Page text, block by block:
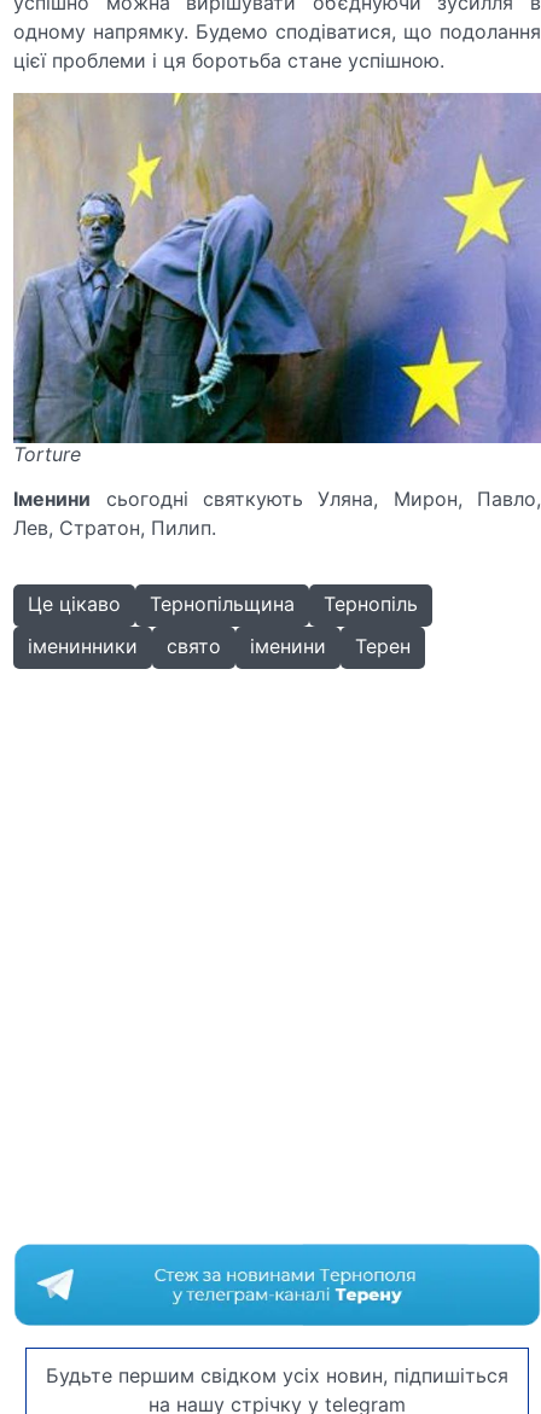
одному напрямку. Будемо сподіватися, що подолання
цієї проблеми і ця боротьба стане успішною.
Torture
Іменини сьогодні святкують Уляна, Мирон, Павло,
Лев, Стратон, Пилип.
Це цікаво Тернопільщина
Тернопіль
іменинники
свято іменини Терен
Будьте першим свідком усіх новин, підпишіться
на нашу стрічку у telegram